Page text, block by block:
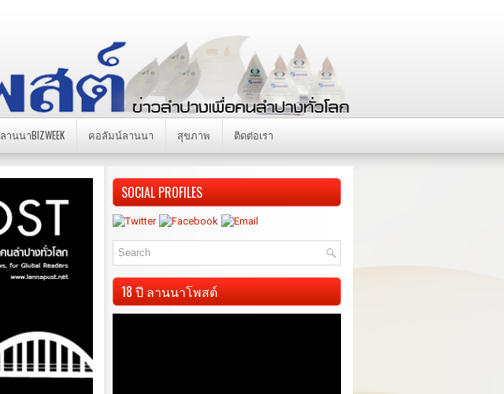
ลานนาBIZWEEK คอลัมน์ลานนา สุขภาพ ติดต่อเรา
SOCIAL PROFILES
18 ปี ลานนาโพสต์